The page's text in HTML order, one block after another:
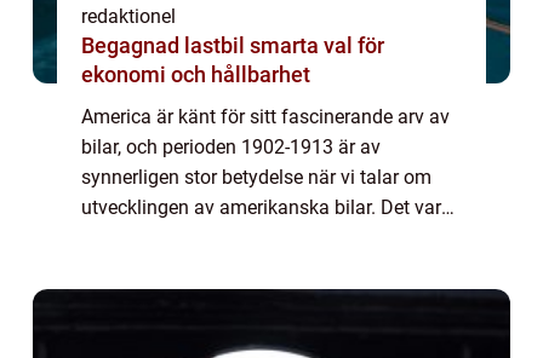
redaktionel
Begagnad lastbil smarta val för
ekonomi och hållbarhet
America är känt för sitt fascinerande arv av
bilar, och perioden 1902-1913 är av
synnerligen stor betydelse när vi talar om
utvecklingen av amerikanska bilar. Det var